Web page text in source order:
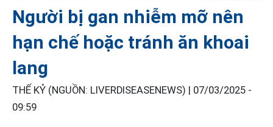
Người bị gan nhiễm mỡ nên
hạn chế hoặc tránh ăn khoai
lang
THẾ KỶ (NGUỒN: LIVERDISEASENEWS) | 07/03/2025 -
09:59